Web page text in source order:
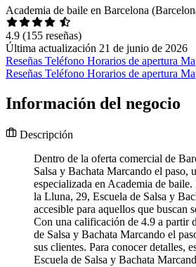
Academia de baile en Barcelona
4.9 (155 reseñas)
Última actualización 21 de junio de 2026
Reseñas Teléfono Horarios de apertura
Reseñas Teléfono Horarios de apertura
Información del negocio
Descripción
Dentro de la oferta comercial de
Salsa y Bachata Marcando el paso,
especializada en Academia de
la Lluna, 29, Escuela de Salsa y
accesible para aquellos que buscan
Con una calificación de 4.9 a partir
de Salsa y Bachata Marcando el
sus clientes. Para conocer detalles,
Escuela de Salsa y Bachata